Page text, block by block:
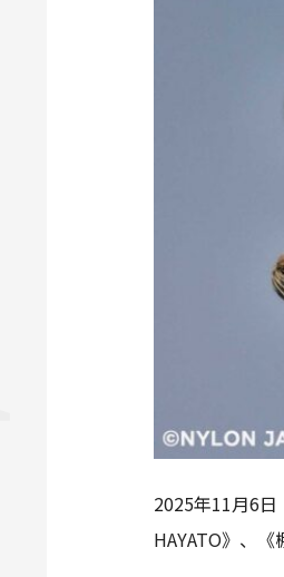
2025年11月6
HAYATO》、